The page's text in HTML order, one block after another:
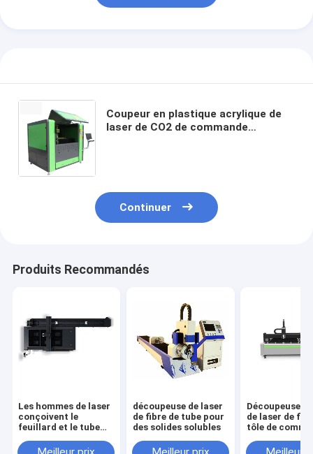
Coupeur en plastique acrylique de
laser de CO2 de commande
Continuer
Produits Recommandés
Les hommes de laser
conçoivent le
feuillard et le tube
fibre a coupé la
découpeuse de laser
de fibre de tube pour
des solides solubles
Découpeuse
de laser de
tôle de
ordinateur